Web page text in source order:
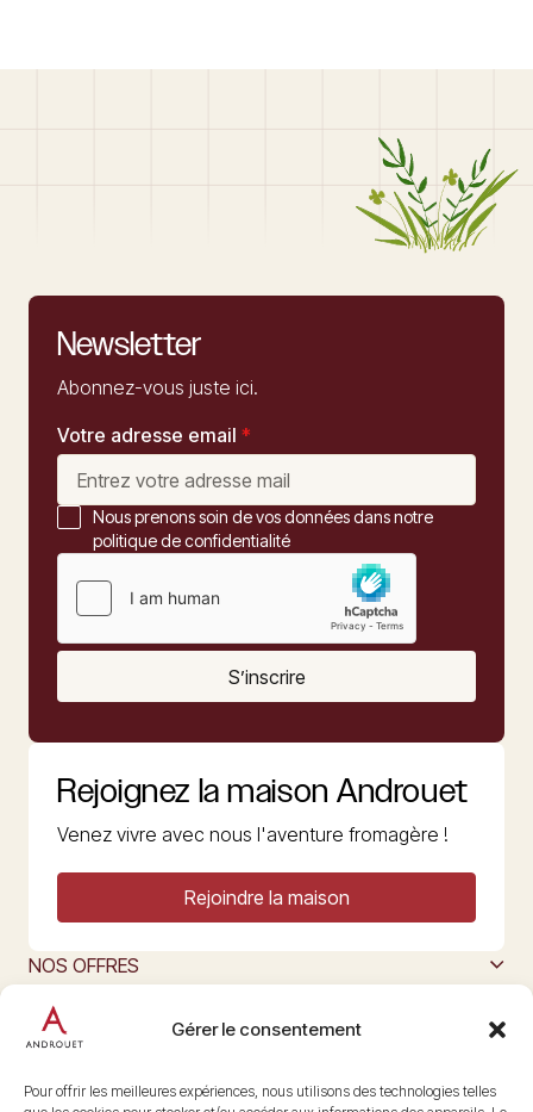
Gérer le consentement
Pour offrir les meilleures expériences, nous utilisons des technologies telles
Newsletter
Abonnez-vous juste ici.
Votre adresse email *
Nous prenons soin de vos données dans notre
politique de confidentialité
S’inscrire
Rejoignez la maison Androuet
Venez vivre avec nous l'aventure fromagère !
Rejoindre la maison
NOS OFFRES
L’ART DU FROMAGE
Nous suivre
@maisonandrouet